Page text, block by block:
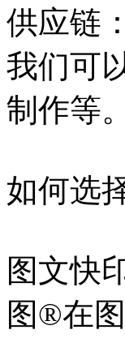
供应链
我们可
制作等。
如何选
图文快
图®在